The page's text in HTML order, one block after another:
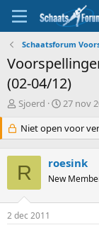
Schaatsforum
(02-04/12)
T
p
i
c
s
t
a
r
t
Sjoerd
S
a
r
d
a
u
27 nov
Niet open voor
R roesink
New
2 dec 2011